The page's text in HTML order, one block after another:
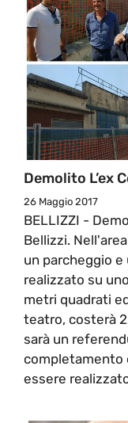
Demolito L’ex
26 Maggio 2017
BELLIZZI -
Bellizzi.
un parcheggio
realizzato su
metri quadrati
teatro, costerà
sarà un
completamento
essere